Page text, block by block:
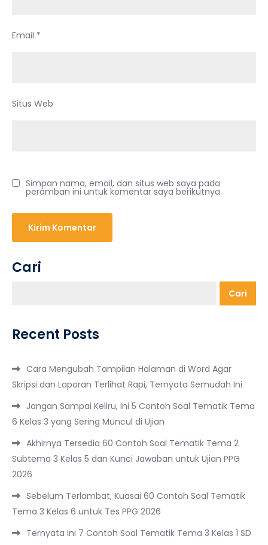
Email *
Situs Web
Simpan nama, email, dan situs web saya pada
peramban ini untuk komentar saya berikutnya.
Cari
Cari
Recent Posts
Cara Mengubah Tampilan Halaman di Word Agar
Skripsi dan Laporan Terlihat Rapi, Ternyata Semudah Ini
Jangan Sampai Keliru, Ini 5 Contoh Soal Tematik Tema
6 Kelas 3 yang Sering Muncul di Ujian
Akhirnya Tersedia 60 Contoh Soal Tematik Tema 2
Subtema 3 Kelas 5 dan Kunci Jawaban untuk Ujian PPG
2026
Sebelum Terlambat, Kuasai 60 Contoh Soal Tematik
Tema 3 Kelas 6 untuk Tes PPG 2026
Ternyata Ini 7 Contoh Soal Tematik Tema 3 Kelas 1 SD